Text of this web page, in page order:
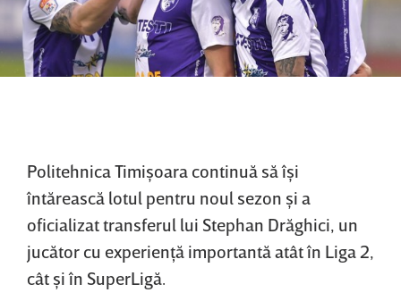
Politehnica Timişoara continuă să îşi
întărească lotul pentru noul sezon şi a
oficializat transferul lui Stephan Drăghici, un
jucător cu experienţă importantă atât în Liga 2,
cât şi în SuperLigă.